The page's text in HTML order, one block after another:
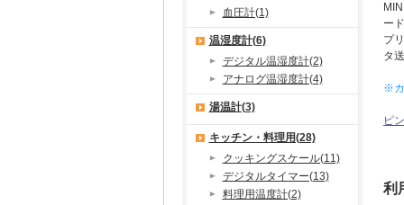
血圧計(1)
温湿度計(6)
デジタル温湿度計(2)
アナログ温湿度計(4)
湯温計(3)
キッチン・料理用(28)
クッキングスケール(11)
デジタルタイマー(13)
料理用温度計(2)
ー
プ
タ
※カ
ピ
利